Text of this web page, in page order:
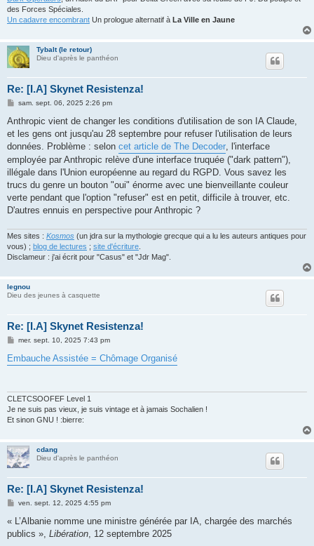
des Forces Spéciales.
Un cadavre encombrant Un prologue alternatif à La Ville en Jaune
Tybalt (le retour)
Dieu d'après le panthéon
Re: [I.A] Skynet Resistenza!
M
s
a
g
sam. sept. 06, 2025 2:26 pm
Anthropic vient de changer les conditions d'utilisation de son IA Claude,
et les gens ont jusqu'au 28 septembre pour refuser l'utilisation de leurs
données. Problème : selon cet article de The Decoder , l'interface
employée par Anthropic relève d'une interface truquée ("dark pattern"),
illégale dans l'Union européenne au regard du RGPD. Vous savez les
trucs du genre un bouton "oui" énorme avec une bienveillante couleur
verte pendant que l'option "refuser" est en petit, difficile à trouver, etc.
D'autres ennuis en perspective pour Anthropic ?
Mes sites : Kosmos (un jdra sur la mythologie grecque qui a lu les auteurs antiques pour
vous) ; blog de lectures ; site d'écriture
Disclameur : j'ai écrit pour "Casus" et "Jdr Mag".
legnou
Dieu des jeunes à casquette
Re: [I.A] Skynet Resistenza!
M
s
s
mer. sept. 10, 2025 7:43 pm
Embauche Assistée = Chômage Organisé
CLETCSOOFEF Level 1
Je ne suis pas vieux, je suis vintage et à jamais Sochalien !
Et sinon GNU ! :bierre:
cdang
Dieu d'après le panthéon
Re: [I.A] Skynet Resistenza!
M
s
a
ven. sept. 12, 2025 4:55 pm
« L’Albanie nomme une ministre générée par IA, chargée des marchés
publics », Libération , 12 septembre 2025